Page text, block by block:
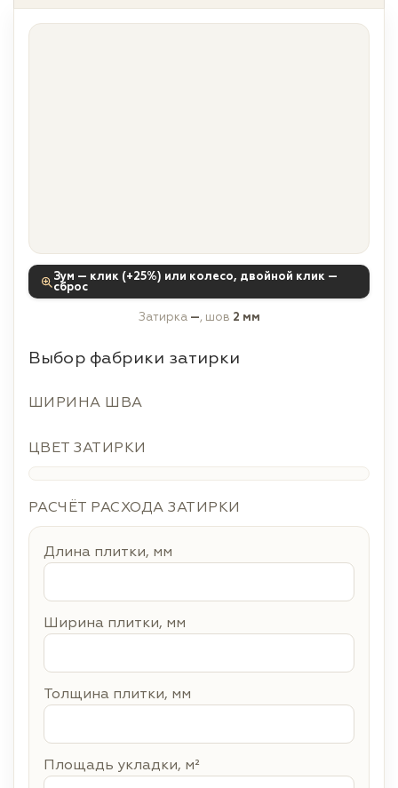
Зум — клик (+25%) или колесо, двойной клик —
сброс
Затирка —, шов 2 мм
Выбор фабрики затирки
ШИРИНА ШВА
ЦВЕТ ЗАТИРКИ
РАСЧЁТ РАСХОДА ЗАТИРКИ
Длина плитки, мм
Ширина плитки, мм
Толщина плитки, мм
Площадь укладки, м²